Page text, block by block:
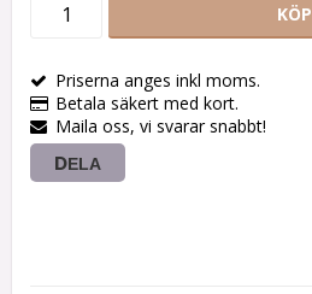
KÖP
Priserna anges inkl moms.
Betala säkert med kort.
Maila oss, vi svarar snabbt!
DELA